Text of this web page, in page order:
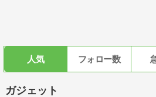
人気 フォロー数
ガジェット